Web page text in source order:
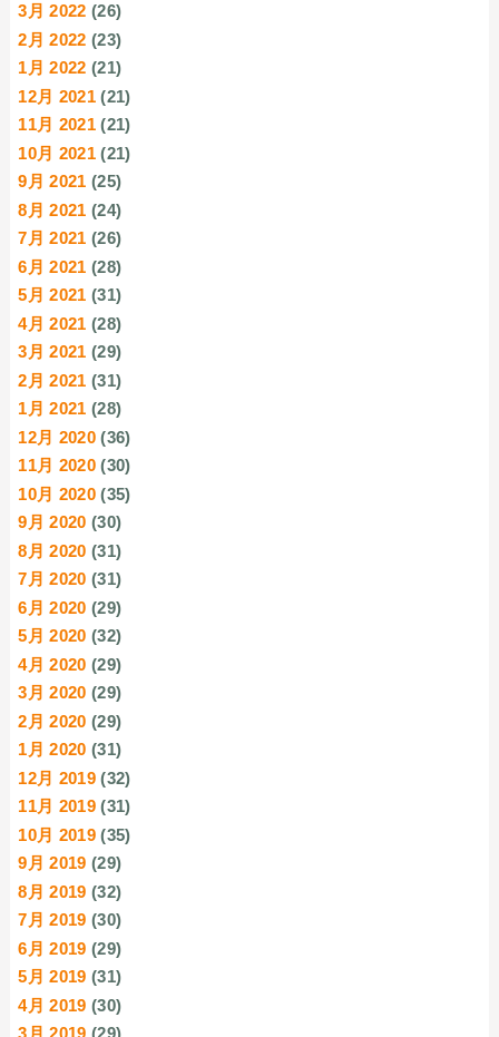
3月 2022 (26)
2月 2022 (23)
1月 2022 (21)
12月 2021 (21)
11月 2021 (21)
10月 2021 (21)
9月 2021 (25)
8月 2021 (24)
7月 2021 (26)
6月 2021 (28)
5月 2021 (31)
4月 2021 (28)
3月 2021 (29)
2月 2021 (31)
1月 2021 (28)
12月 2020 (36)
11月 2020 (30)
10月 2020 (35)
9月 2020 (30)
8月 2020 (31)
7月 2020 (31)
6月 2020 (29)
5月 2020 (32)
4月 2020 (29)
3月 2020 (29)
2月 2020 (29)
1月 2020 (31)
12月 2019 (32)
11月 2019 (31)
10月 2019 (35)
9月 2019 (29)
8月 2019 (32)
7月 2019 (30)
6月 2019 (29)
5月 2019 (31)
4月 2019 (30)